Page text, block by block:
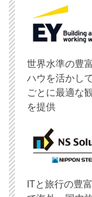
世界水準の豊
ハウを活かし
ごとに最適な
を提供
ITと旅行の豊